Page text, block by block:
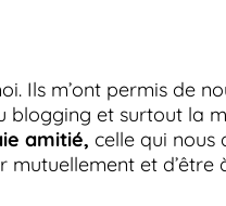
Ils m’ont permis de
et surtout la
amitié, celle qui nous
et d’être